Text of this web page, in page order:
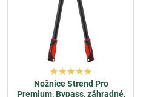
Nožnice Strend Pro
Premium, Bypass, záhradné,